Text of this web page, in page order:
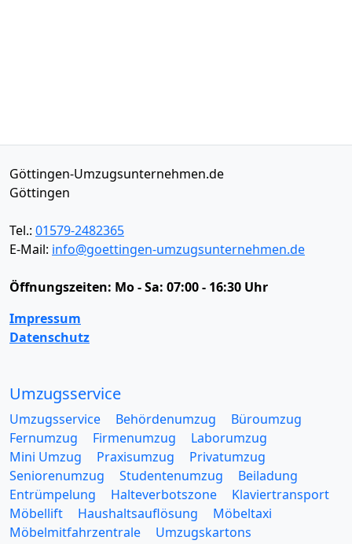
Göttingen-Umzugsunternehmen.de
Göttingen
Tel.: 01579-2482365
E-Mail: info@goettingen-umzugsunternehmen.de
Öffnungszeiten: Mo - Sa: 07:00 - 16:30 Uhr
Impressum
Datenschutz
Umzugsservice
Umzugsservice Behördenumzug
Büroumzug
Fernumzug
Firmenumzug
Laborumzug
Mini Umzug
Praxisumzug
Privatumzug
Seniorenumzug
Studentenumzug
Beiladung
Entrümpelung
Halteverbotszone
Klaviertransport
Möbellift
Haushaltsauflösung
Möbeltaxi
Möbelmitfahrzentrale
Umzugskartons